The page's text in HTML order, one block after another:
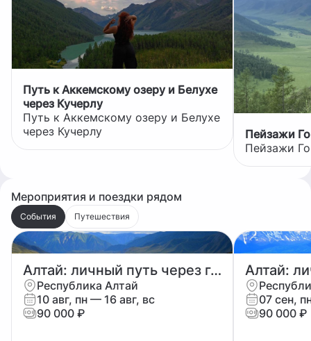
Путь к Аккемскому озеру и Белухе
через Кучерлу
Путь к Аккемскому озеру и Белухе
через Кучерлу
Пейзажи
Пейзажи
Мероприятия и поездки рядом
События Путешествия
Алтай: личный путь через горы и время
Республика Алтай
10 авг, пн — 16 авг, вс
90 000 ₽
07 сен,
90 000 ₽